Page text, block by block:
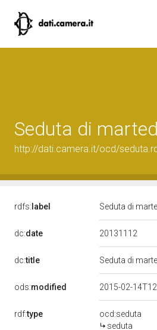
Seduta di
http://dati.camera.it/ocd/
rdfs: label Seduta di
dc:date 20131112
dc:title Seduta di
ods:modified 2015-02-
rdf:type
ocd:seduta
seduta